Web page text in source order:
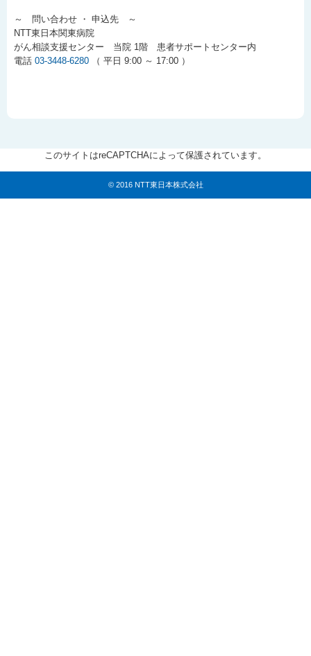
～ 問い合わせ ・ 申込先 ～
NTT東日本関東病院
がん相談支援センター 当院 1階 患者サポートセンター内
電話 03-3448-6280 （ 平日 9:00 ～ 17:00 ）
このサイトはreCAPTCHAによって保護されています。
© 2016 NTT東日本株式会社